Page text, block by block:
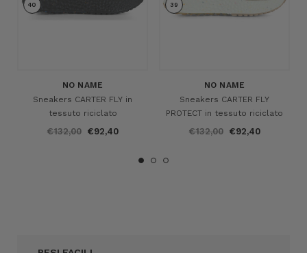
40
NO NAME
Sneakers CARTER FLY in
tessuto riciclato
€132,00 €92,40
39
NO NAME
Sneakers CARTER FLY
PROTECT in tessuto riciclato
€132,00 €92,40